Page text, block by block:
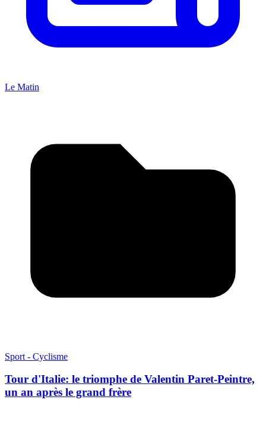
Le Matin
Sport - Cyclisme
Tour d'Italie: le triomphe de Valentin Paret-Peintre,
un an après le grand frère